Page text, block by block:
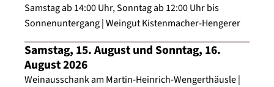
Samstag ab 14:00 Uhr, Sonntag ab 12:00 Uhr bis
Sonnenuntergang | Weingut Kistenmacher-Hengerer
Samstag, 15. August und Sonntag, 16.
August 2026
Weinausschank am Martin-Heinrich-Wengerthäusle |